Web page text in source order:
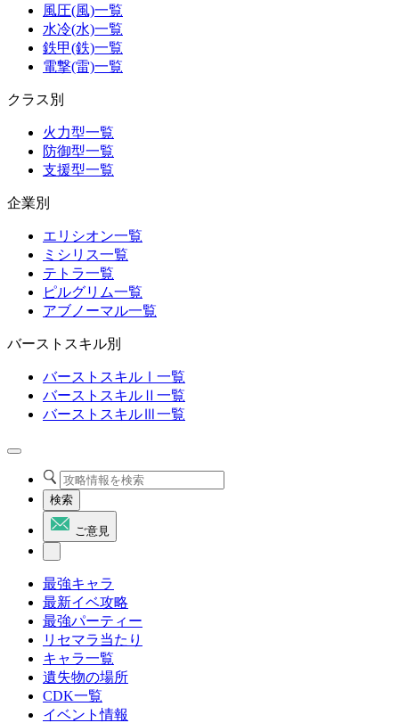
風圧(風)一覧
水冷(水)一覧
鉄甲(鉄)一覧
電撃(雷)一覧
クラス別
火力型一覧
防御型一覧
支援型一覧
企業別
エリシオン一覧
ミシリス一覧
テトラ一覧
ピルグリム一覧
アブノーマル一覧
バーストスキル別
バーストスキルⅠ一覧
バーストスキルⅡ一覧
バーストスキルⅢ一覧
検索
ご意見
最強キャラ
最新イベ攻略
最強パーティー
リセマラ当たり
キャラ一覧
遺失物の場所
CDK一覧
イベント情報